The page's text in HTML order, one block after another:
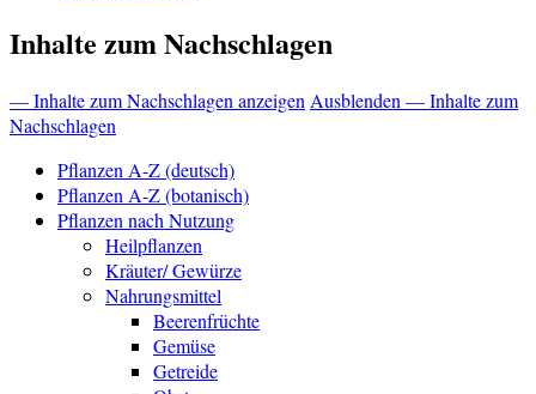
Inhalte zum Nachschlagen
— Inhalte zum Nachschlagen anzeigen Ausblenden — Inhalte zum
Nachschlagen
Pflanzen A-Z (deutsch)
Pflanzen A-Z (botanisch)
Pflanzen nach Nutzung
Heilpflanzen
Kräuter/ Gewürze
Nahrungsmittel
Beerenfrüchte
Gemüse
Getreide